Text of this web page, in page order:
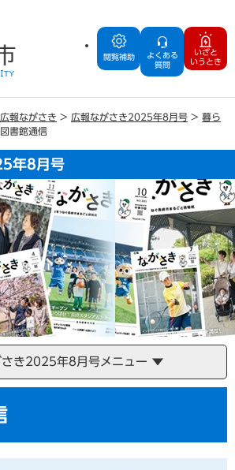
閲覧補助
よくある
質問
いざと
いうとき
広報ながさき > 広報ながさき2025年8月号 > 暮ら
図書館通信
年8月号
さき2025年8月号メニュー